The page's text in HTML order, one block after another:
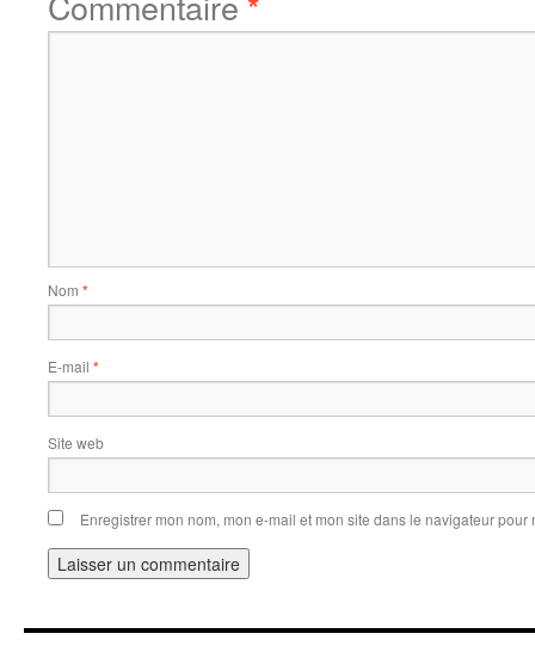
Nom *
E-mail *
Site web
Enregistrer mon nom, mon e-mail et mon site dans le navigateur